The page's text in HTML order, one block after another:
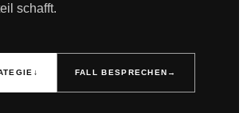
schafft.
↓ FALL BESPRECHEN →